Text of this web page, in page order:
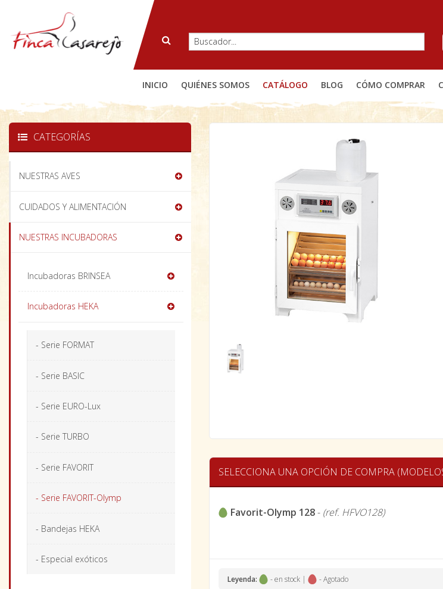
INICIO QUIÉNES SOMOS CATÁLOGO BLOG CÓMO COMPRAR
SELECCIONA UNA OPCIÓN DE COMPRA
Favorit-Olymp 128- (ref. HFVO128)
Leyenda: - en stock | - Agotado
CATEGORÍAS
NUESTRAS AVES
CUIDADOS Y ALIMENTACIÓN
NUESTRAS INCUBADORAS
Incubadoras BRINSEA
Incubadoras HEKA
- Serie FORMAT
- Serie BASIC
- Serie EURO-Lux
- Serie TURBO
- Serie FAVORIT
- Serie FAVORIT-Olymp
- Bandejas HEKA
- Especial exóticos